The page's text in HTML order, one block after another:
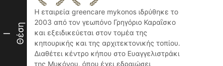
I Θέση
Η εταιρεία greencare mykonos ιδρύθηκε το
2003 από τον γεωπόνο Γρηγόριο Καραΐσκο
και εξειδικεύεται στον τομέα της
κηπουρικής και της αρχιτεκτονικής τοπίου.
Διαθέτει κέντρο κήπου στο Ευαγγελιστράκι
της Μυκόνου, όπου έχει εδραιώσει